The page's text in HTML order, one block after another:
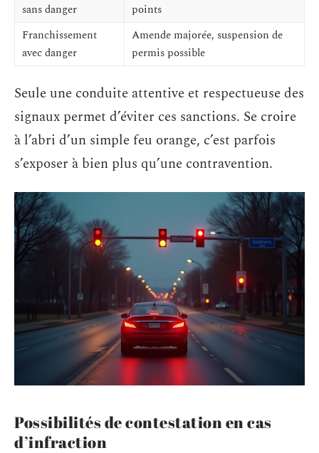
sans danger
points
Franchissement
avec danger
Amende majorée, suspension de
permis possible
Seule une conduite attentive et respectueuse des
signaux permet d’éviter ces sanctions. Se croire
à l’abri d’un simple feu orange, c’est parfois
s’exposer à bien plus qu’une contravention.
Possibilités de contestation en cas
d’infraction